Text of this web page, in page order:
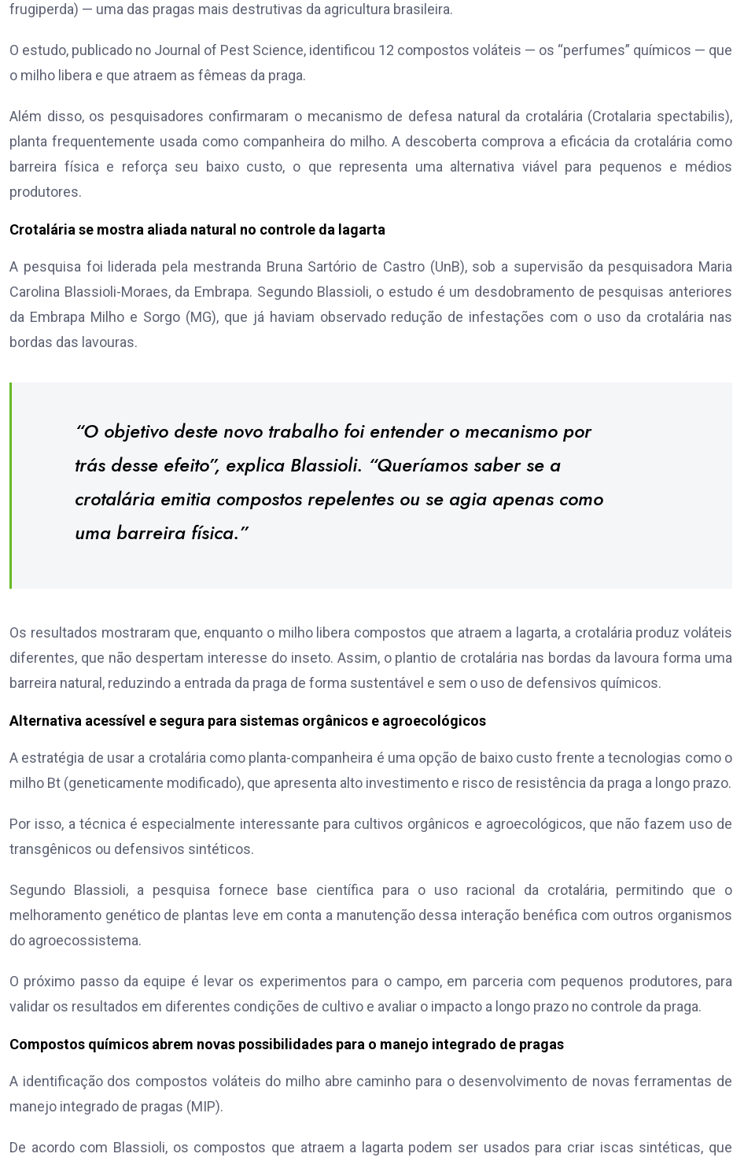
frugiperda) — uma das pragas mais destrutivas da agricultura brasileira.
O estudo, publicado no Journal of Pest Science, identificou 12 compostos voláteis — os “perfumes” químicos — que
o milho libera e que atraem as fêmeas da praga.
Além disso, os pesquisadores confirmaram o mecanismo de defesa natural da crotalária (Crotalaria spectabilis),
planta frequentemente usada como companheira do milho. A descoberta comprova a eficácia da crotalária como
barreira física e reforça seu baixo custo, o que representa uma alternativa viável para pequenos e médios
produtores.
Crotalária se mostra aliada natural no controle da lagarta
A pesquisa foi liderada pela mestranda Bruna Sartório de Castro (UnB), sob a supervisão da pesquisadora Maria
Carolina Blassioli-Moraes, da Embrapa. Segundo Blassioli, o estudo é um desdobramento de pesquisas anteriores
da Embrapa Milho e Sorgo (MG), que já haviam observado redução de infestações com o uso da crotalária nas
bordas das lavouras.
“O objetivo deste novo trabalho foi entender o mecanismo por
trás desse efeito”, explica Blassioli. “Queríamos saber se a
crotalária emitia compostos repelentes ou se agia apenas como
uma barreira física.”
Os resultados mostraram que, enquanto o milho libera compostos que atraem a lagarta, a crotalária produz voláteis
diferentes, que não despertam interesse do inseto. Assim, o plantio de crotalária nas bordas da lavoura forma uma
barreira natural, reduzindo a entrada da praga de forma sustentável e sem o uso de defensivos químicos.
Alternativa acessível e segura para sistemas orgânicos e agroecológicos
A estratégia de usar a crotalária como planta-companheira é uma opção de baixo custo frente a tecnologias como o
milho Bt (geneticamente modificado), que apresenta alto investimento e risco de resistência da praga a longo prazo.
Por isso, a técnica é especialmente interessante para cultivos orgânicos e agroecológicos, que não fazem uso de
transgênicos ou defensivos sintéticos.
Segundo Blassioli, a pesquisa fornece base científica para o uso racional da crotalária, permitindo que o
melhoramento genético de plantas leve em conta a manutenção dessa interação benéfica com outros organismos
do agroecossistema.
O próximo passo da equipe é levar os experimentos para o campo, em parceria com pequenos produtores, para
validar os resultados em diferentes condições de cultivo e avaliar o impacto a longo prazo no controle da praga.
Compostos químicos abrem novas possibilidades para o manejo integrado de pragas
A identificação dos compostos voláteis do milho abre caminho para o desenvolvimento de novas ferramentas de
manejo integrado de pragas (MIP).
De acordo com Blassioli, os compostos que atraem a lagarta podem ser usados para criar iscas sintéticas, que